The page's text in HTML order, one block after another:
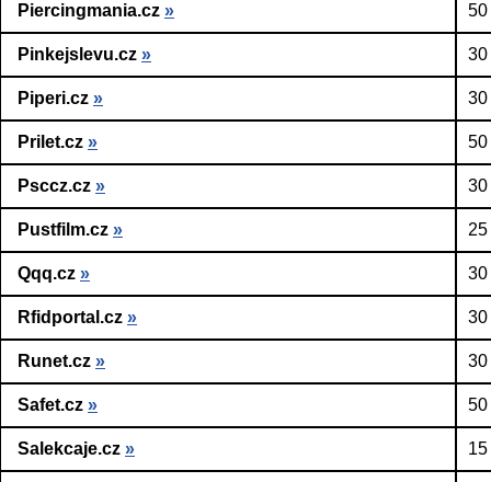
Piercingmania.cz » 50
Pinkejslevu.cz » 30
Piperi.cz » 30
Prilet.cz » 50
Psccz.cz » 30
Pustfilm.cz »
Qqq.cz » 30
Rfidportal.cz » 30
Runet.cz » 30
Safet.cz » 50
Salekcaje.cz »